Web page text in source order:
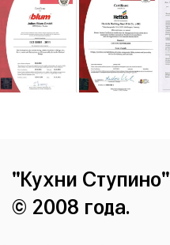
"Кухни Ступино"
© 2008 года.